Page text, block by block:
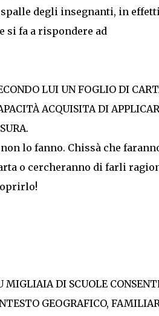
degli insegnanti, in
si fa a rispondere ad
LUI UN FOGLIO DI
ACQUISITA DI
lo fanno. Chissà che
o cercheranno di farli
DI SCUOLE
GEOGRAFICO,